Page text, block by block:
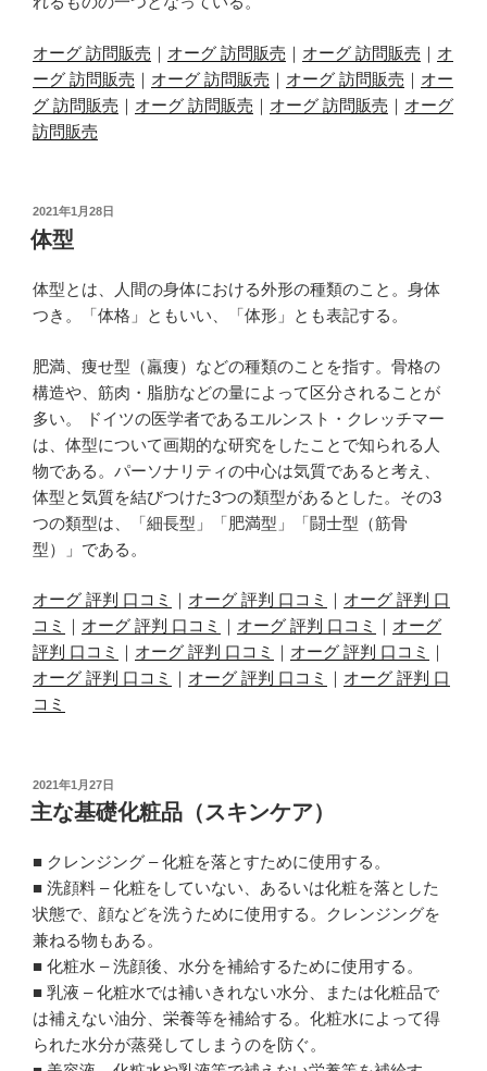
オーグ 訪問販売 ｜ オーグ 訪問販売 ｜ オーグ 訪問販売 ｜ オ
ーグ 訪問販売 ｜ オーグ 訪問販売 ｜ オーグ 訪問販売 ｜ オー
グ 訪問販売 ｜ オーグ 訪問販売 ｜ オーグ 訪問販売 ｜ オーグ
訪問販売
投
稿
日:
2021年1月28日
体型
体型とは、人間の身体における外形の種類のこと。身体
つき。「体格」ともいい、「体形」とも表記する。
肥満、痩せ型（羸痩）などの種類のことを指す。骨格の
構造や、筋肉・脂肪などの量によって区分されることが
多い。 ドイツの医学者であるエルンスト・クレッチマー
は、体型について画期的な研究をしたことで知られる人
物である。パーソナリティの中心は気質であると考え、
体型と気質を結びつけた3つの類型があるとした。その3
つの類型は、「細長型」「肥満型」「闘士型（筋骨
型）」である。
オーグ 評判 口コミ ｜ オーグ 評判 口コミ ｜ オーグ 評判 口
コミ
｜ オーグ 評判 口コミ ｜ オーグ 評判 口コミ ｜ オーグ
評判 口コミ
｜ オーグ 評判 口コミ ｜ オーグ 評判 口コミ
｜
オーグ 評判 口コミ
｜ オーグ 評判 口コミ ｜ オーグ 評判 口
コミ
投
稿
日:
2021年1月27日
主な基礎化粧品（スキンケア）
■ クレンジング – 化粧を落とすために使用する。
■ 洗顔料 – 化粧をしていない、あるいは化粧を落とした
状態で、顔などを洗うために使用する。クレンジングを
兼ねる物もある。
■ 化粧水 – 洗顔後、水分を補給するために使用する。
■ 乳液 – 化粧水では補いきれない水分、または化粧品で
は補えない油分、栄養等を補給する。化粧水によって得
られた水分が蒸発してしまうのを防ぐ。